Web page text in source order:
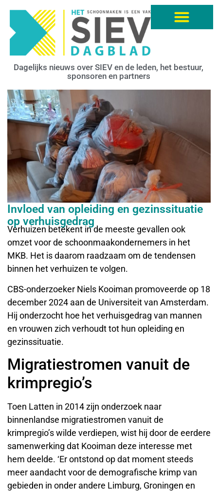
Dagelijks nieuws over SIEV en de leden, het bestuur,
sponsoren en partners
Invloed van opleiding en gezinssituatie
op verhuisgedrag
Verhuizen betekent in de meeste gevallen ook
omzet voor de schoonmaakondernemers in het
MKB. Het is daarom raadzaam om de tendensen
binnen het verhuizen te volgen.
CBS-onderzoeker Niels Kooiman promoveerde op 18
december 2024 aan de Universiteit van Amsterdam.
Hij onderzocht hoe het verhuisgedrag van mannen
en vrouwen zich verhoudt tot hun opleiding en
gezinssituatie.
Migratiestromen vanuit de
krimpregio’s
Toen Latten in 2014 zijn onderzoek naar
binnenlandse migratiestromen vanuit de
krimpregio’s wilde verdiepen, wist hij door de eerdere
samenwerking dat Kooiman deze interesse met
hem deelde. ‘Er ontstond op dat moment steeds
meer aandacht voor de demografische krimp van
gebieden in onder andere Limburg, Groningen en